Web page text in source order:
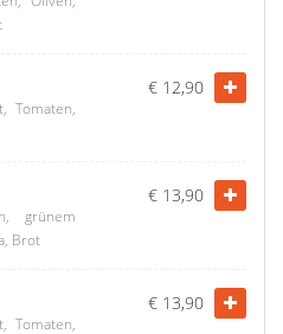
Tomaten,
€ 12,90
grünem
Brot
€ 13,90
Tomaten,
€ 13,90